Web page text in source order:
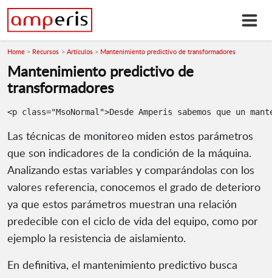
Home Recursos Artículos Mantenimiento predictivo de transformadores
Mantenimiento predictivo de
transformadores
Las técnicas de monitoreo miden estos parámetros
que son indicadores de la condición de la máquina.
Analizando estas variables y comparándolas con los
valores referencia, conocemos el grado de deterioro
ya que estos parámetros muestran una relación
predecible con el ciclo de vida del equipo, como por
ejemplo la resistencia de aislamiento.
En definitiva, el mantenimiento predictivo busca